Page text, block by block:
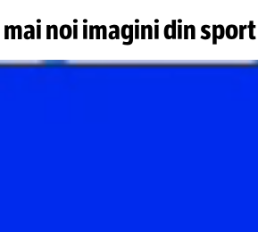
mai noi imagini din sport